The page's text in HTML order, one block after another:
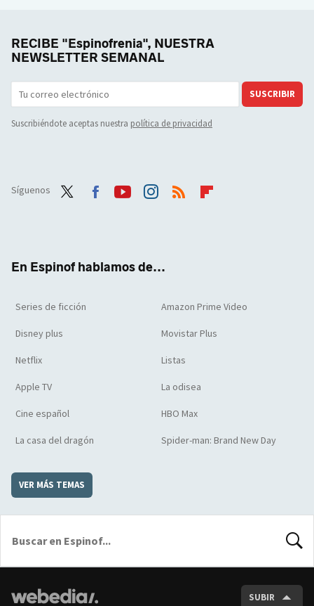
RECIBE "Espinofrenia", NUESTRA
NEWSLETTER SEMANAL
SUSCRIBIR
Suscribiéndote aceptas nuestra política de privacidad
Síguenos
En Espinof hablamos de...
Series de ficción Amazon Prime Video
Disney plus Movistar Plus
Netflix Listas
Apple TV La odisea
Cine español HBO Max
La casa del dragón Spider-man: Brand New Day
VER MÁS TEMAS
SUBIR